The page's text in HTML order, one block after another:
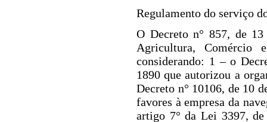
Regulamento do serviço
O Decreto n° 857, de 13
Agricultura, Comércio
considerando: 1 – o
1890 que autorizou a
Decreto n° 10106, de 10
favores à empresa da
artigo 7° da Lei 3397,